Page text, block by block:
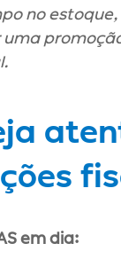
no estoque,
uma
em dia: